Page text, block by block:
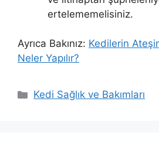
ertelememelisiniz.
Ayrıca Bakınız: Kedilerin
Neler Yapılır?
Kategoriler
Kedi Sağlık ve Bakımları